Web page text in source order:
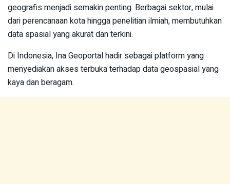
geografis menjadi semakin penting. Berbagai sektor, mulai
dari perencanaan kota hingga penelitian ilmiah, membutuhkan
data spasial yang akurat dan terkini.
Di Indonesia, Ina Geoportal hadir sebagai platform yang
menyediakan akses terbuka terhadap data geospasial yang
kaya dan beragam.